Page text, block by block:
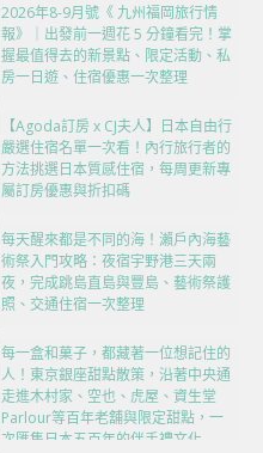
2026年8-9月號《 九州福岡旅行情
報》｜出發前一週花 5 分鐘看完！掌
握最值得去的新景點、限定活動、私
房一日遊、住宿優惠一次整理
【Agoda訂房 x CJ夫人】日本自由行
嚴選住宿名單一次看！內行旅行者的
方法挑選日本質感住宿，每周更新專
屬訂房優惠與折扣碼
每天醒來都是不同的海！瀨戶內海藝
術祭入門攻略：夜宿宇野港三天兩
夜，完成跳島直島與豐島、藝術祭護
照、交通住宿一次整理
每一盒和菓子，都藏著一位想記住的
人！東京銀座甜點散策，沿著中央通
走進木村家、空也、虎屋、資生堂
Parlour等百年老舖與限定甜點，一
次匯集日本五百年的伴手禮文化